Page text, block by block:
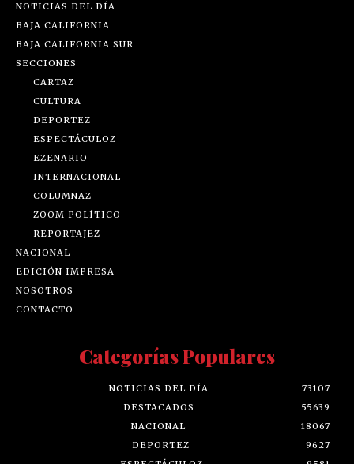
NOTICIAS DEL DÍA
BAJA CALIFORNIA
BAJA CALIFORNIA SUR
SECCIONES
CARTAZ
CULTURA
DEPORTEZ
ESPECTÁCULOZ
EZENARIO
INTERNACIONAL
COLUMNAZ
ZOOM POLÍTICO
REPORTAJEZ
NACIONAL
EDICIÓN IMPRESA
NOSOTROS
CONTACTO
Categorías Populares
NOTICIAS DEL DÍA
73107
DESTACADOS
55639
NACIONAL
18067
DEPORTEZ
9627